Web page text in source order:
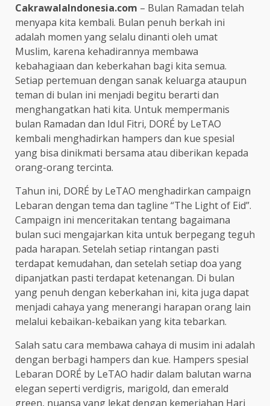
CakrawalaIndonesia.com – Bulan Ramadan telah
menyapa kita kembali. Bulan penuh berkah ini
adalah momen yang selalu dinanti oleh umat
Muslim, karena kehadirannya membawa
kebahagiaan dan keberkahan bagi kita semua.
Setiap pertemuan dengan sanak keluarga ataupun
teman di bulan ini menjadi begitu berarti dan
menghangatkan hati kita. Untuk mempermanis
bulan Ramadan dan Idul Fitri, DORÉ by LeTAO
kembali menghadirkan hampers dan kue spesial
yang bisa dinikmati bersama atau diberikan kepada
orang-orang tercinta.
Tahun ini, DORÉ by LeTAO menghadirkan campaign
Lebaran dengan tema dan tagline “The Light of Eid”.
Campaign ini menceritakan tentang bagaimana
bulan suci mengajarkan kita untuk berpegang teguh
pada harapan. Setelah setiap rintangan pasti
terdapat kemudahan, dan setelah setiap doa yang
dipanjatkan pasti terdapat ketenangan. Di bulan
yang penuh dengan keberkahan ini, kita juga dapat
menjadi cahaya yang menerangi harapan orang lain
melalui kebaikan-kebaikan yang kita tebarkan.
Salah satu cara membawa cahaya di musim ini adalah
dengan berbagi hampers dan kue. Hampers spesial
Lebaran DORÉ by LeTAO hadir dalam balutan warna
elegan seperti verdigris, marigold, dan emerald
green, nuansa yang lekat dengan kemeriahan Hari